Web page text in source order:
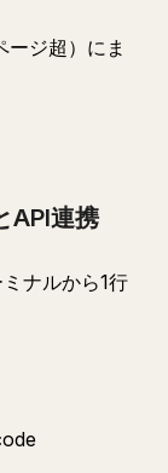
ジ超）にま
連携
ナルから1行